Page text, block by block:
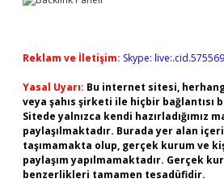
Reklam ve İletişim: Skype:
Yasal Uyarı: Bu internet sitesi,
veya şahıs şirketi ile hiçbir bağlantısı
Sitede yalnızca kendi hazırladığımız
paylaşılmaktadır. Burada yer alan
taşımamakta olup, gerçek kurum ve
paylaşım yapılmamaktadır. Gerçek
benzerlikleri tamamen tesadüfidir.